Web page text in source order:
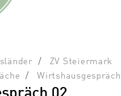
ZV Steiermark